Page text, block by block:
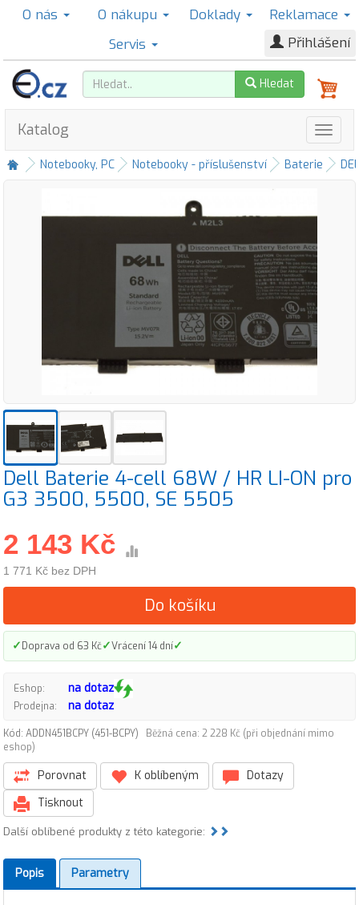
O nás O nákupu Doklady
Reklamace
Servis
Přihlášení
Hledat
Katalog
Notebooky, PC Notebooky - příslušenství Baterie
Dell Baterie 4-cell 68W / HR LI-ON pro
G3 3500, 5500, SE 5505
2 143 Kč
1 771 Kč bez DPH
Do košíku
✓Doprava od 63 Kč✓Vrácení 14 dní✓
Eshop: na dotaz
Prodejna: na dotaz
Kód: ADDN451BCPY (451-BCPY)
Běžná cena: 2 228 Kč (při objednání mimo
eshop)
Porovnat K oblíbeným
Dotazy
Tisknout
Další oblíbené produkty z této kategorie:
Popis Parametry